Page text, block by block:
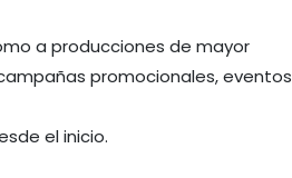
a producciones de mayor
promocionales, eventos
el inicio.